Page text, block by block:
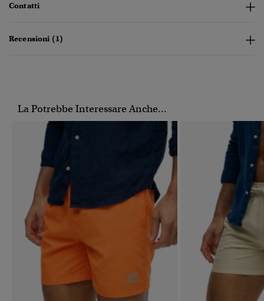
Contatti
Recensioni (1)
La Potrebbe Interessare Anche...